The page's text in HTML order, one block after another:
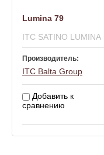
Lumina 79
ITC SATINO LUMINA
Производитель:
ITC Balta Group
Добавить к
сравнению